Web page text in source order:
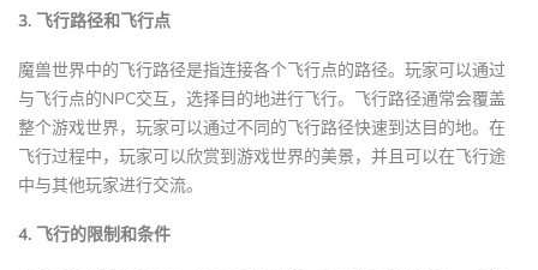
3. 飞行路径和飞行点
魔兽世界中的飞行路径是指连接各个飞行点的路径。玩家可以通过
与飞行点的NPC交互，选择目的地进行飞行。飞行路径通常会覆盖
整个游戏世界，玩家可以通过不同的飞行路径快速到达目的地。在
飞行过程中，玩家可以欣赏到游戏世界的美景，并且可以在飞行途
中与其他玩家进行交流。
4. 飞行的限制和条件